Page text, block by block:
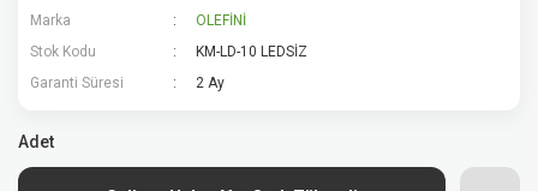
Marka
OLEFİNİ
Stok Kodu
KM-LD-10 LEDSİZ
Garanti Süresi
2 Ay
Adet